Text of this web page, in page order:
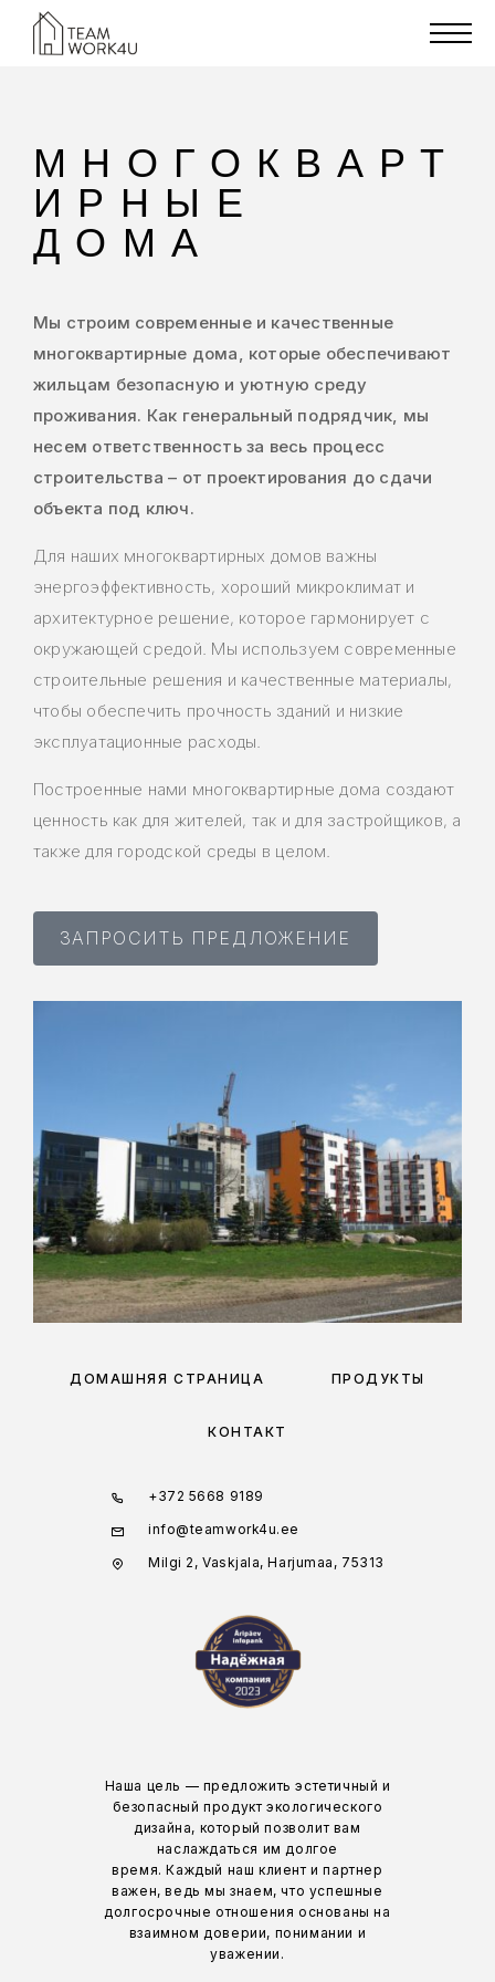
МНОГОКВАРТ
ИРНЫЕ
ДОМА
Мы строим современные и качественные
многоквартирные дома, которые обеспечивают
жильцам безопасную и уютную среду
проживания. Как генеральный подрядчик, мы
несем ответственность за весь процесс
строительства – от проектирования до сдачи
объекта под ключ.
Для наших многоквартирных домов важны
энергоэффективность, хороший микроклимат и
архитектурное решение, которое гармонирует с
окружающей средой. Мы используем современные
строительные решения и качественные материалы,
чтобы обеспечить прочность зданий и низкие
эксплуатационные расходы.
Построенные нами многоквартирные дома создают
ценность как для жителей, так и для застройщиков, а
также для городской среды в целом.
ЗАПРОСИТЬ ПРЕДЛОЖЕНИЕ
ДОМАШНЯЯ СТРАНИЦА ПРОДУКТЫ
КОНТАКТ
+372 5668 9189
info@teamwork4u.ee
Milgi 2, Vaskjala, Harjumaa, 75313
Наша цель — предложить эстетичный и
безопасный продукт экологического
дизайна, который позволит вам
наслаждаться им долгое
время. Каждый наш клиент и партнер
важен, ведь мы знаем, что успешные
долгосрочные отношения основаны на
взаимном доверии, понимании и
уважении.